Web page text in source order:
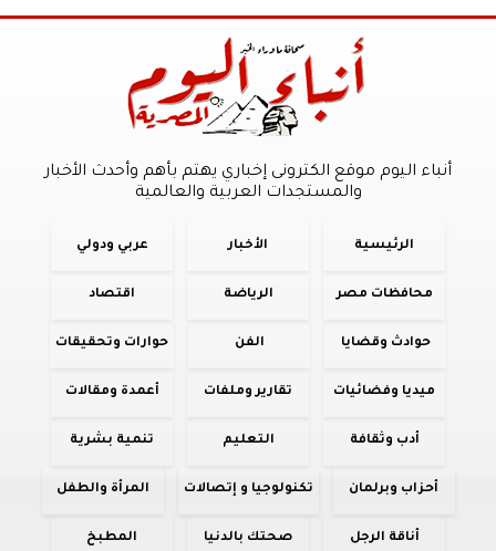
أنباء اليوم موقع الكترونى إخباري يهتم بأهم وأحدث الأخبار
والمستجدات العربية والعالمية
الرئيسية الأخبار عربي ودولي
محافظات مصر الرياضة اقتصاد
حوادث وقضايا الفن حوارات وتحقيقات
ميديا وفضائيات تقارير وملفات أعمدة ومقالات
أدب وثقافة التعليم تنمية بشرية
أحزاب وبرلمان تكنولوجيا و إتصالات المرأة والطفل
أناقة الرجل صحتك بالدنيا المطبخ